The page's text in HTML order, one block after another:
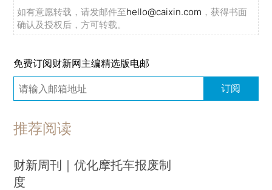
如有意愿转载，请发邮件至hello@caixin.com ，获得书面
确认及授权后，方可转载。
免费订阅财新网主编精选版电邮
订阅
推荐阅读
财新周刊｜优化摩托车报废制
度